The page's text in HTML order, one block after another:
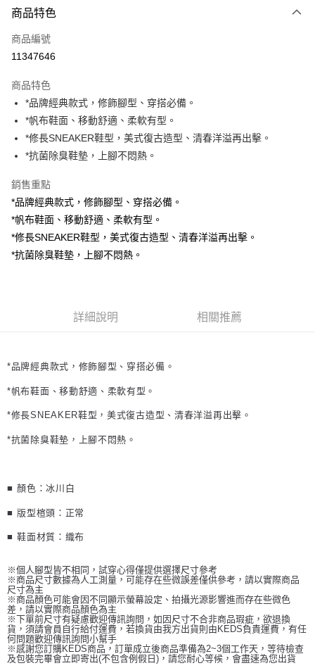
信用卡一次付款
信用卡分期付款
合作金庫商業銀行
華南商業銀行
彰化商業銀行
上海商業儲蓄銀行
台北富邦商業銀行
國泰世華商業銀行
兆豐國際商業銀行
臺灣中小企業銀行
聯邦商業銀行
元大商業銀行
台新國際商業銀行
台灣樂天信用卡公司
6 期 0 利率 每期
華南商業銀行
上海商業儲蓄銀行
台北富邦商業銀行
國泰世華商業銀行
匯豐（台灣）商業銀行
聯邦商業銀行
遠東國際商業銀行
元大商業銀行
玉山商業銀行
星展（台灣）商業銀行
台灣樂天信用卡公司
Apple Pay
Google Pay
運送方式
宅配
每筆NT$100，滿NT$2,000(含以上)免運費
商品特色
商品編號
11347646
商品特色
*品牌經典款式，修飾腳型、穿搭必備。
*帆布鞋面、移動舒適、柔軟有型。
*修長SNEAKER鞋型，美式復古造型、清春洋溢再出擊。
*抗菌除臭鞋墊，上腳不悶熱。
銷售重點
*品牌經典款式，修飾腳型、穿搭必備。
*帆布鞋面、移動舒適、柔軟有型。
*修長SNEAKER鞋型，美式復古造型、清春洋溢再出擊。
*抗菌除臭鞋墊，上腳不悶熱。
詳細說明 相關推薦
*品牌經典款式，修飾腳型、穿搭必備。
*帆布鞋面、移動舒適、柔軟有型。
*修長SNEAKER鞋型，美式復古造型、清春洋溢再出擊。
*抗菌除臭鞋墊，上腳不悶熱。
■ 顏色：冰川白
■ 版型楦頭：正常
■ 鞋面材質：織布
※個人腳型皆不相同，試穿心得僅提供選擇尺寸參考
※商品尺寸數據為人工測量，可能存在些微誤差僅供參考，請以實際商品
尺寸為主
※商品顏色可能會因不同顯示螢幕設定、拍攝光源影響進而存在些微色
差，請以實際商品顏色為主
※下單前尺寸有疑慮歡迎傳訊詢問，如因尺寸不合非商品瑕疵，欲退換
貨，須請會員自行給付運費，若換貨由我方出貨則由KEDS負責運費，有任
何問題歡迎傳訊詢問小幫手
※感謝您訂購KEDS商品，訂單成立後商品準備為2~3個工作天，等待檢查
及包裝完畢會立即寄出(不包含例假日)，請您耐心等候，會盡速為您出貨